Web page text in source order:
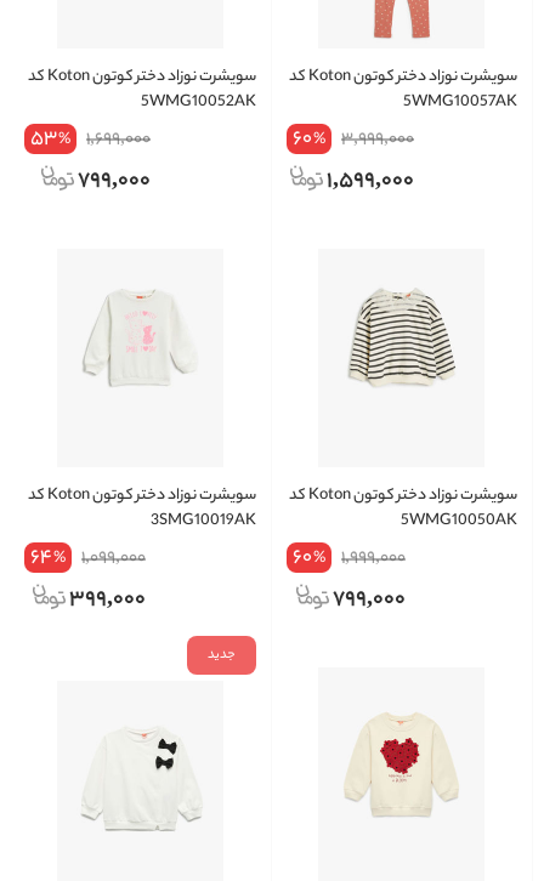
سویشرت نوزاد دختر کوتون Koton کد
5WMG10057AK
3,999,000
60%
1,599,000
سویشرت نوزاد دختر کوتون Koton کد
5WMG10052AK
1,699,000
53%
799,000
سویشرت نوزاد دختر کوتون Koton کد
5WMG10050AK
1,999,000
60%
799,000
سویشرت نوزاد دختر کوتون Koton کد
3SMG10019AK
1,099,000
64%
399,000
جدید